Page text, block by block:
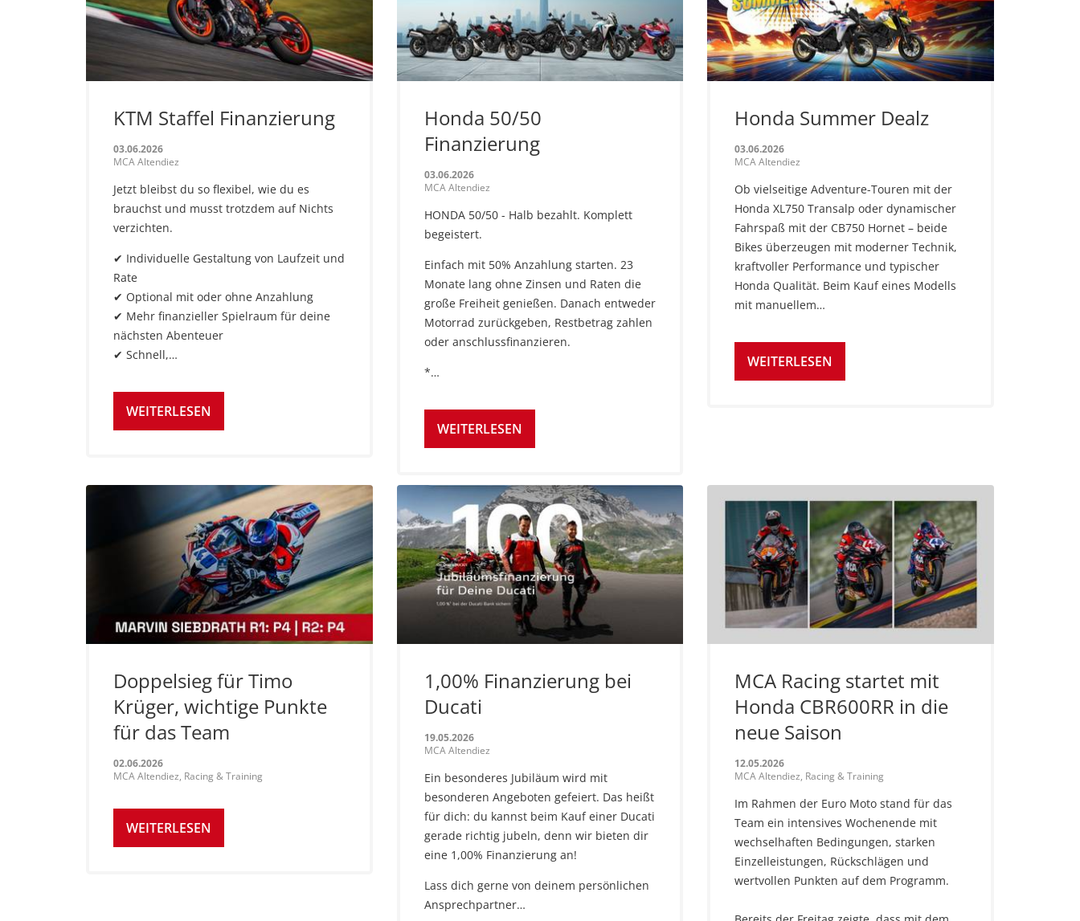
KTM Staffel Finanzierung
03.06.2026
MCA Altendiez
Jetzt bleibst du so flexibel, wie du es
brauchst und musst trotzdem auf Nichts
verzichten.
✔ Individuelle Gestaltung von Laufzeit und
Rate
✔ Optional mit oder ohne Anzahlung
✔ Mehr finanzieller Spielraum für deine
nächsten Abenteuer
✔ Schnell,…
WEITERLESEN
Honda 50/50
Finanzierung
03.06.2026
MCA Altendiez
HONDA 50/50 - Halb bezahlt. Komplett
begeistert.
Einfach mit 50% Anzahlung starten. 23
Monate lang ohne Zinsen und Raten die
große Freiheit genießen. Danach entweder
Motorrad zurückgeben, Restbetrag zahlen
oder anschlussfinanzieren.
*…
WEITERLESEN
Honda Summer Dealz
03.06.2026
MCA Altendiez
Ob vielseitige Adventure-Touren mit der
Honda XL750 Transalp oder dynamischer
Fahrspaß mit der CB750 Hornet – beide
Bikes überzeugen mit moderner Technik,
kraftvoller Performance und typischer
Honda Qualität. Beim Kauf eines Modells
mit manuellem…
WEITERLESEN
Doppelsieg für Timo
Krüger, wichtige Punkte
für das Team
02.06.2026
MCA Altendiez, Racing & Training
WEITERLESEN
1,00% Finanzierung bei
Ducati
19.05.2026
MCA Altendiez
Ein besonderes Jubiläum wird mit
besonderen Angeboten gefeiert. Das heißt
für dich: du kannst beim Kauf einer Ducati
gerade richtig jubeln, denn wir bieten dir
eine 1,00% Finanzierung an!
Lass dich gerne von deinem persönlichen
Ansprechpartner…
MCA Racing startet mit
Honda CBR600RR in die
neue Saison
12.05.2026
MCA Altendiez, Racing & Training
Im Rahmen der Euro Moto stand für das
Team ein intensives Wochenende mit
wechselhaften Bedingungen, starken
Einzelleistungen, Rückschlägen und
wertvollen Punkten auf dem Programm.